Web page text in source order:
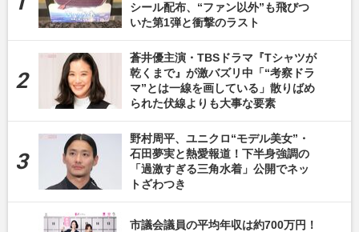
シール配布、“ファン以外”も飛びつ
いた第1弾と衝撃のラスト
蒼井優主演・TBSドラマ『Tシャツが
乾くまで』が激バズリ中「“考察ドラ
マ”とは一線を画している」散りばめ
られた伏線よりも大事な要素
野村周平、ユニクロ“モデル美女”・
石田夢実と熱愛報道！下半身強調の
「過激すぎる三角水着」公開でネッ
トざわつき
市議会議員の平均年収は約700万円！